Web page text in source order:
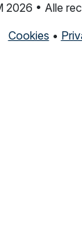
2026 • Alle
Cookies •